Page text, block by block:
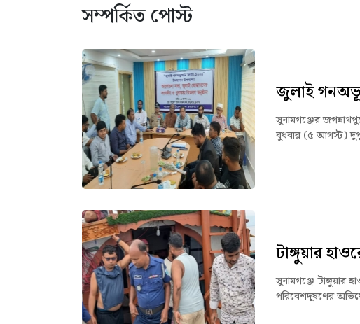
সম্পর্কিত পোস্ট
জুলাই
সুনামগঞ্জের
বুধবার (৫ আগস্ট)
টাঙ্গুয়ার
সুনামগঞ্জে টাঙ্গুয়ার
পরিবেশদূষণের